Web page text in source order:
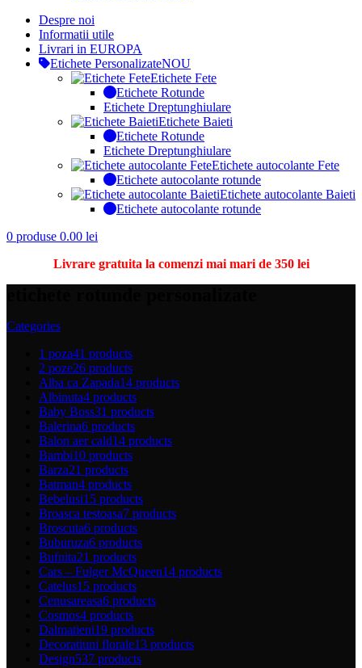
Despre noi
Informatii utile
Livrari in EUROPA
Etichete PersonalizateNOU
Etichete Fete
Etichete Rotunde
Etichete Dreptunghiulare
Etichete Baieti
Etichete Rotunde
Etichete Dreptunghiulare
Etichete autocolante Fete
Etichete autocolante rotunde
Etichete autocolante Baieti
Etichete autocolante rotunde
0 produse 0.00 lei
Livrare gratuita la comenzi mai mari de 350 lei
Categories
1 poza41 products
2 poze26 products
Alba ca Zapada14 products
Albinuta4 products
Baby Boss31 products
Balerina6 products
Balon aer cald14 products
Bambi10 products
Barza21 products
Batman4 products
Bebelusi15 products
Broasca testoasa7 products
Broscuta6 products
Buburuza6 products
Bufnita21 products
Cars – Fulger McQueen14 products
Catelus15 products
Cenusareasa6 products
Cosmos4 products
Dalmatieni19 products
Decoratiuni florale13 products
Design537 products